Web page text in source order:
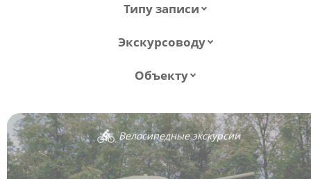
Типу записи
Экскурсоводу
Объекту
Велосипедные экскурсии